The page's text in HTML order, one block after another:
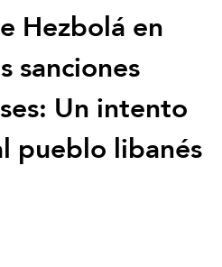
Hezbolá en
sanciones
Un intento
pueblo libanés